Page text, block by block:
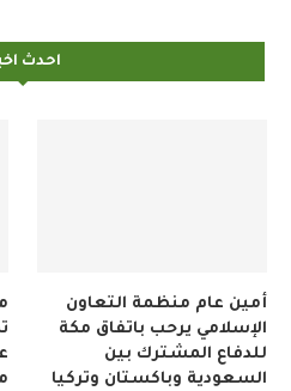
احدث
أمين عام منظمة التعاون
الإسلامي يرحب باتفاق مكة
للدفاع المشترك بين
السعودية وباكستان وتركيا